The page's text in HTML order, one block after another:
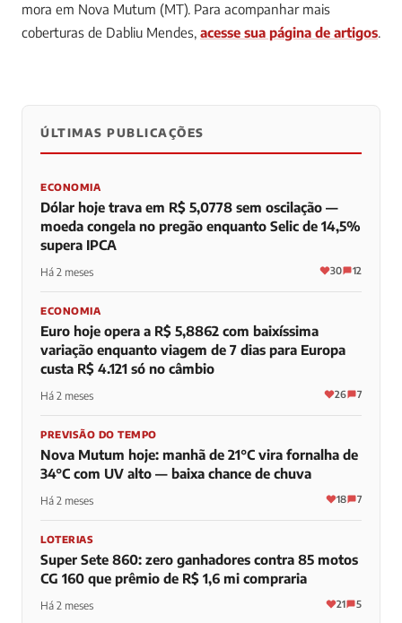
mora em Nova Mutum (MT). Para acompanhar mais
coberturas de Dabliu Mendes, acesse sua página de artigos.
0 0 0
ÚLTIMAS PUBLICAÇÕES
ECONOMIA
Dólar hoje trava em R$ 5,0778 sem oscilação —
moeda congela no pregão enquanto Selic de 14,5%
supera IPCA
Há 2 meses 30 12
ECONOMIA
Euro hoje opera a R$ 5,8862 com baixíssima
variação enquanto viagem de 7 dias para Europa
custa R$ 4.121 só no câmbio
Há 2 meses 26 7
PREVISÃO DO TEMPO
Nova Mutum hoje: manhã de 21°C vira fornalha de
34°C com UV alto — baixa chance de chuva
Há 2 meses 18 7
LOTERIAS
Super Sete 860: zero ganhadores contra 85 motos
CG 160 que prêmio de R$ 1,6 mi compraria
Há 2 meses 21 5